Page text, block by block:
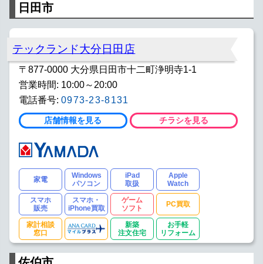
日田市
テックランド大分日田店
〒877-0000 大分県日田市十二町浄明寺1-1
営業時間: 10:00～20:00
電話番号: 0973-23-8131
店舗情報を見る チラシを見る
家電
Windows
パソコン
iPad
取扱
Apple
Watch
スマホ
販売
スマホ・
iPhone買取
ゲーム
ソフト
PC買取
家計相談
窓口
新築
注文住宅
お手軽
リフォーム